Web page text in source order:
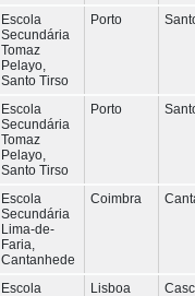
Escola
Secundária
Tomaz
Pelayo,
Santo Tirso
Porto
Escola
Secundária
Tomaz
Pelayo,
Santo Tirso
Porto
Escola
Secundária
Lima-de-
Faria,
Cantanhede
Coimbra
Escola
Lisboa